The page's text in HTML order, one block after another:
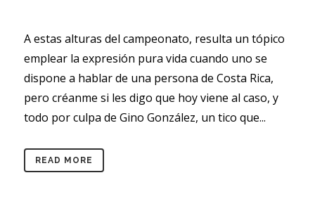
A estas alturas del campeonato, resulta un tópico
emplear la expresión pura vida cuando uno se
dispone a hablar de una persona de Costa Rica,
pero créanme si les digo que hoy viene al caso, y
todo por culpa de Gino González, un tico que...
READ MORE